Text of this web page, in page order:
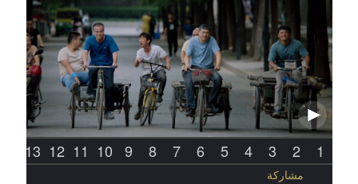
1
2
3
4
5
6
7
8
9
10
11
12
13
مشاركة